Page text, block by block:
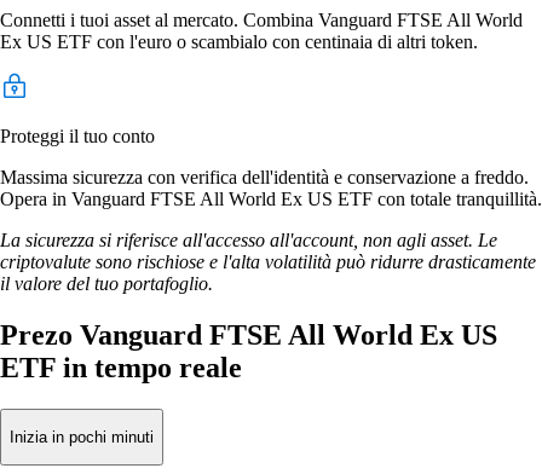
Connetti i tuoi asset al mercato. Combina Vanguard FTSE All World
Ex US ETF con l'euro o scambialo con centinaia di altri token.
Proteggi il tuo conto
Massima sicurezza con verifica dell'identità e conservazione a freddo.
Opera in Vanguard FTSE All World Ex US ETF con totale tranquillità.
La sicurezza si riferisce all'accesso all'account, non agli asset. Le
criptovalute sono rischiose e l'alta volatilità può ridurre drasticamente
il valore del tuo portafoglio.
Prezo Vanguard FTSE All World Ex US
ETF in tempo reale
Inizia in pochi minuti